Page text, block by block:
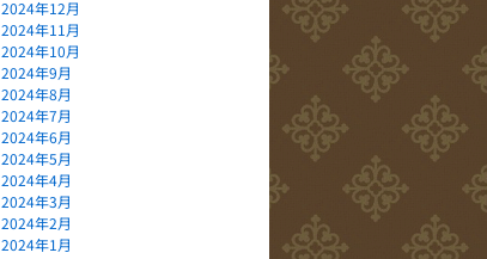
2024年12月
2024年11月
2024年10月
2024年9月
2024年8月
2024年7月
2024年6月
2024年5月
2024年4月
2024年3月
2024年2月
2024年1月